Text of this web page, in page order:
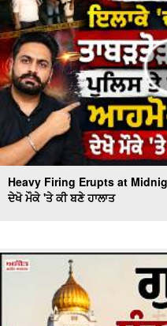
Heavy Firing Erupts at
ਦੇਖੋ ਮੌਕੇ 'ਤੇ ਕੀ ਬਣੇ ਹਾਲਾਤ